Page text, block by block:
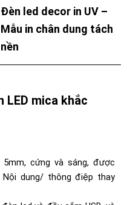
Đèn led decor in UV –
Mẫu in chân dung tách
nền
mica khắc
cứng và sáng, được
dung/ thông điệp thay